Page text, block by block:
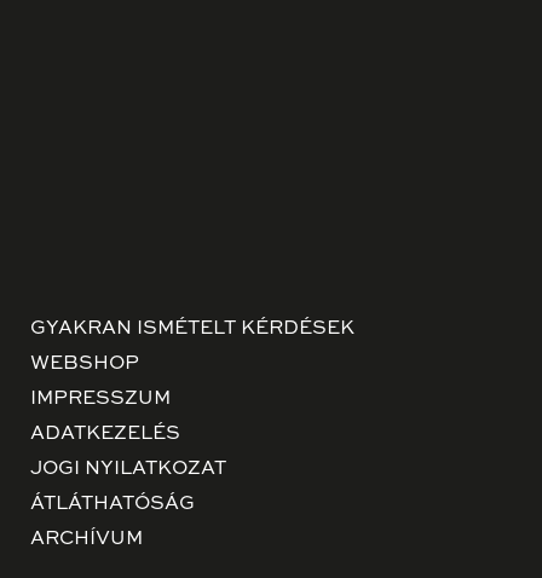
GYAKRAN ISMÉTELT KÉRDÉSEK
WEBSHOP
IMPRESSZUM
ADATKEZELÉS
JOGI NYILATKOZAT
ÁTLÁTHATÓSÁG
ARCHÍVUM